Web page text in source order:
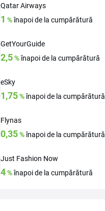
Qatar Airways
1 %înapoi de la cumpărătură
GetYourGuide
2,5%înapoi de la cumpărătură
eSky
1,75%înapoi de la cumpărătură
Flynas
0,35%înapoi de la cumpărătură
Just Fashion Now
4%înapoi de la cumpărătură